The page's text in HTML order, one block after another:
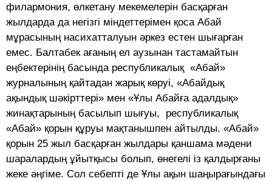
филармония, өлкетану мекемелерін басқарған
жылдарда да негізгі міндеттерімен қоса Абай
мұрасының насихатталуын әркез естен шығарған
емес. Балтабек ағаның ел аузынан тастамайтын
еңбектерінің басында республикалық «Абай»
журналының қайтадан жарық көруі, «Абайдық
ақындық шәкірттері» мен «Ұлы Абайға адалдық»
жинақтарының басылып шығуы, республикалық
«Абай» қорын құруы мақтанышпен айтылды. «Абай»
қорын 25 жыл басқарған жылдары қаншама мәдени
шаралардың ұйытқысы болып, өнегелі із қалдырғаны
жеке әңгіме. Сол себепті де Ұлы ақын шаңырағындағы